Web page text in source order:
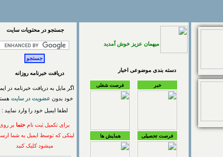
میهمان عزیز خوش آمدید
دسته بندی موضوعی اخبار
فرصت شغلی
فرصت تحصیلی همایش ها
جستجو در محتويات سايت
دریافت خبرنامه روزانه
اگر مایل به دریافت خبرنامه در ایمیل
خود بدونعضویت در سایتهستید
لطفا ایمیل خود را وارد نمایید :
برای تکمیل ثبت نام حتمابر روی
لینکی که توسط ایمیل به شما ارسال
میشود کلیک کنید